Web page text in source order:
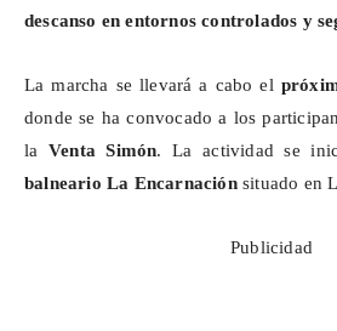
descanso en entornos controlados y
La marcha se llevará a cabo el
donde se ha convocado a los
la Venta Simón. La actividad se
balneario La Encarnaciónsituado en
Publicidad